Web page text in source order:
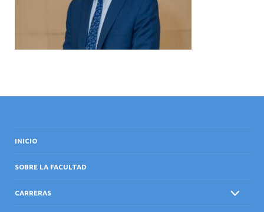
INICIO
SOBRE LA FACULTAD
CARRERAS